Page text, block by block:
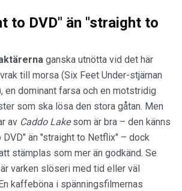
to DVD" än "straight to
ganska utnötta vid det här
till morsa (Six Feet Under-stjärnan
en dominant farsa och en motstridig
som ska lösa den stora gåtan. Men
av Caddo Lakesom är bra – den känns
än "straight to Netflix" – dock
stämplas som mer än godkänd. Se
varken slöseri med tid eller väl
kaffeböna i spänningsfilmernas